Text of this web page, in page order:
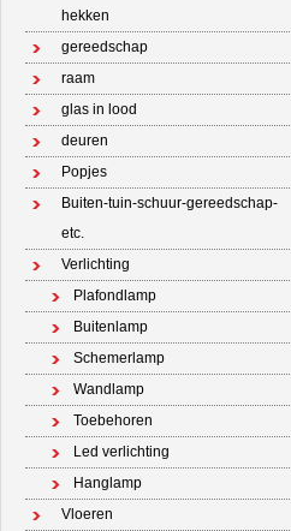
hekken
gereedschap
raam
glas in lood
deuren
Popjes
Buiten-tuin-schuur-gereedschap-
etc.
Verlichting
Plafondlamp
Buitenlamp
Schemerlamp
Wandlamp
Toebehoren
Led verlichting
Hanglamp
Vloeren